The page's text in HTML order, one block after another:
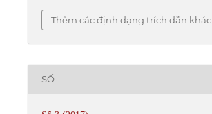
Thêm các định dạng trích dẫn khác
SỐ